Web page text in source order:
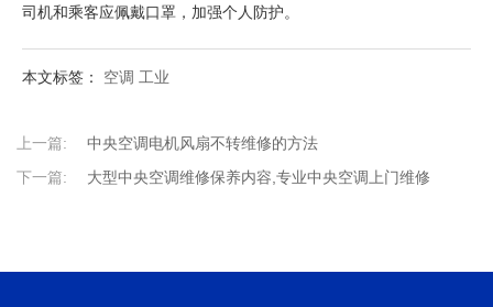
司机和乘客应佩戴口罩，加强个人防护。
本文标签： 空调 工业
上一篇:
中央空调电机风扇不转维修的方法
下一篇:
大型中央空调维修保养内容,专业中央空调上门维修